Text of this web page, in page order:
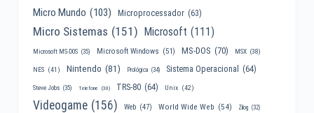
Micro Mundo (103) Microprocessador (63)
Micro Sistemas (151) Microsoft (111)
Microsoft MS-DOS (35) Microsoft Windows (51) MS-DOS (70) MSX (38)
NES (41) Nintendo (81) Prológica (34) Sistema Operacional (64)
Steve Jobs (35) Telefone (30) TRS-80 (64) Unix (42)
Videogame (156) Web (47) World Wide Web (54) Zilog (32)